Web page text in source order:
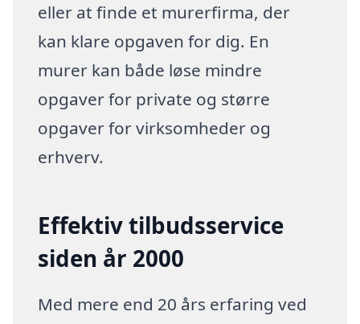
eller at finde et murerfirma, der
kan klare opgaven for dig. En
murer kan både løse mindre
opgaver for private og større
opgaver for virksomheder og
erhverv.
Effektiv tilbudsservice
siden år 2000
Med mere end 20 års erfaring ved